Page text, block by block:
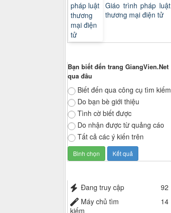
Giáo trình pháp luật
thương mại điện tử
Bạn biết đến trang GiangVien.Net
qua đâu
Biết đến qua công cụ tìm kiếm
Do bạn bè giới thiệu
Tình cờ biết được
Do nhận được từ quảng cáo
Tất cả các ý kiến trên
Đang truy cập
92
Máy chủ tìm
kiếm
14